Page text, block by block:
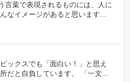
言葉で表現されるものには、人に
なイメージがあると思います...
ックスでも「面白い！」と思え
だと自負しています。 「一文...